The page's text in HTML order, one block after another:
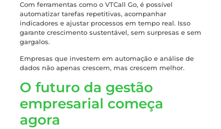
Com ferramentas como o VTCall Go, é possível
automatizar tarefas repetitivas, acompanhar
indicadores e ajustar processos em tempo real. Isso
garante crescimento sustentável, sem surpresas e sem
gargalos.
Empresas que investem em automação e análise de
dados não apenas crescem, mas crescem melhor.
O futuro da gestão
empresarial começa
agora